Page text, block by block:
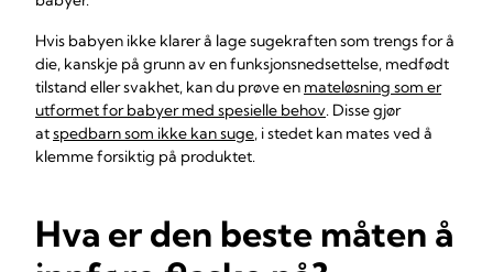
Hvis babyen ikke klarer å lage sugekraften som trengs for å
die, kanskje på grunn av en funksjonsnedsettelse, medfødt
tilstand eller svakhet, kan du prøve en mateløsning som er
utformet for babyer med spesielle behov. Disse gjør
atspedbarn som ikke kan suge, i stedet kan mates ved å
klemme forsiktig på produktet.
Hva er den beste måten å